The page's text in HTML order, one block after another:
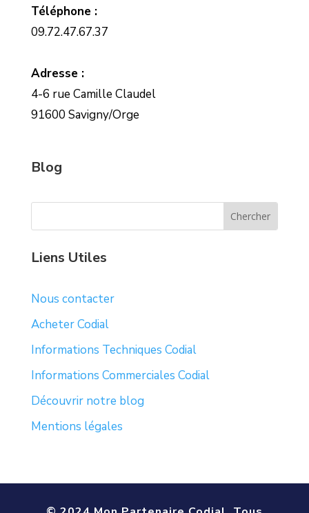
Téléphone :
09.72.47.67.37
Adresse :
4-6 rue Camille Claudel
91600 Savigny/Orge
Blog
Liens Utiles
Nous contacter
Acheter Codial
Informations Techniques Codial
Informations Commerciales Codial
Découvrir notre blog
Mentions légales